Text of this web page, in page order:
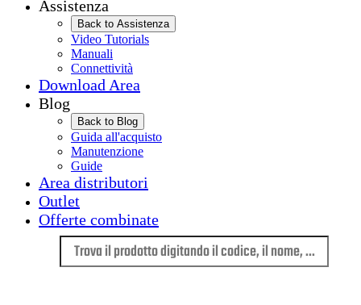
Assistenza
Back to Assistenza
Video Tutorials
Manuali
Connettività
Download Area
Blog
Back to Blog
Guida all'acquisto
Manutenzione
Guide
Area distributori
Outlet
Offerte combinate